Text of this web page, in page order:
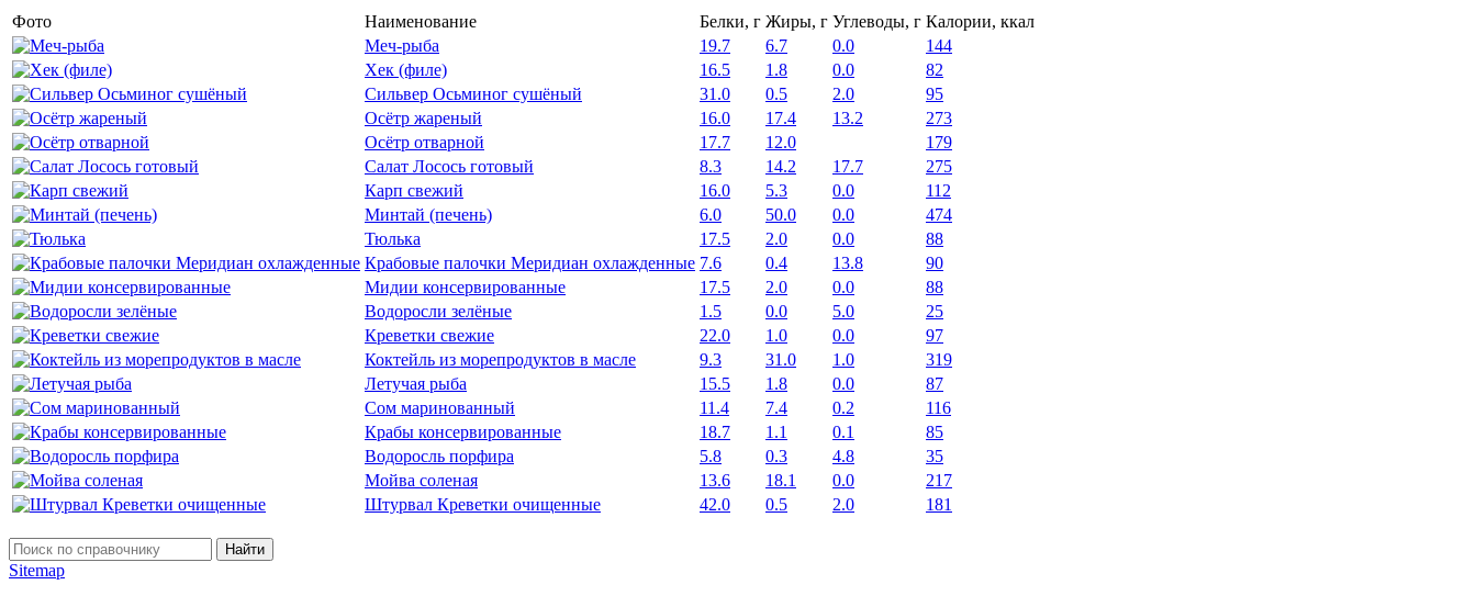
Фото Наименование Белки, г Жиры, г Углеводы, г Калории, ккал
Меч-рыба
19.7 6.7 0.0
144
Хек (филе)
16.5 1.8 0.0
82
Сильвер Осьминог сушёный
31.0 0.5 2.0
95
Осётр жареный
16.0 17.4 13.2
273
Осётр отварной
17.7 12.0
179
Салат Лосось готовый
8.3 14.2 17.7
275
Карп свежий
16.0 5.3 0.0
112
Минтай (печень)
6.0 50.0 0.0
474
Тюлька
17.5 2.0 0.0
88
Крабовые палочки Меридиан охлажденные 7.6 0.4 13.8
90
Мидии консервированные
17.5 2.0 0.0
88
Водоросли зелёные
1.5 0.0 5.0
25
Креветки свежие
22.0 1.0 0.0
97
Коктейль из морепродуктов в масле
9.3 31.0 1.0
319
Летучая рыба
15.5 1.8 0.0
87
Сом маринованный
11.4 7.4 0.2
116
Крабы консервированные
18.7 1.1 0.1
85
Водоросль порфира
5.8 0.3 4.8
35
Мойва соленая
13.6 18.1 0.0
217
Штурвал Креветки очищенные
42.0 0.5 2.0 181
Найти
Sitemap